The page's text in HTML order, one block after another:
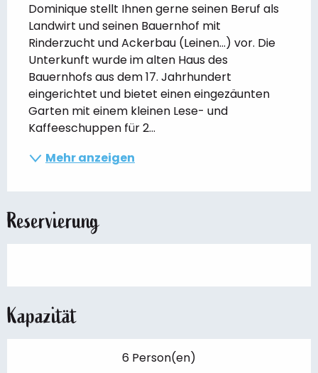
Dominique stellt Ihnen gerne seinen Beruf als
Landwirt und seinen Bauernhof mit
Rinderzucht und Ackerbau (Leinen...) vor. Die
Unterkunft wurde im alten Haus des
Bauernhofs aus dem 17. Jahrhundert
eingerichtet und bietet einen eingezäunten
Garten mit einem kleinen Lese- und
Kaffeeschuppen für 2...
Mehr anzeigen
Reservierung
Kapazität
6 Person(en)